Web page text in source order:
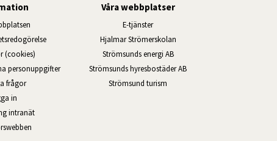
(cookies)
personuppgifter
frågor
in
intranätÖppnas i nytt fönster.
Våra webbplatser
E-tjänsterLänk till annan webbplats, öppnas i
Hjalmar StrömerskolanLänk till annan webbplats,
Strömsunds energi ABLänk till annan webbplats,
Strömsunds hyresbostäder ABLänk till annan webbplats,
Strömsund turism